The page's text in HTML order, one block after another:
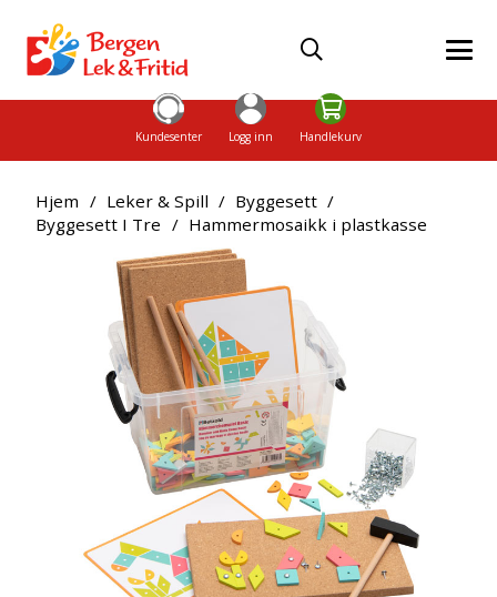
Kundesenter Logg inn Handlekurv
Hjem / Leker & Spill / Byggesett /
Byggesett I Tre / Hammermosaikk i plastkasse